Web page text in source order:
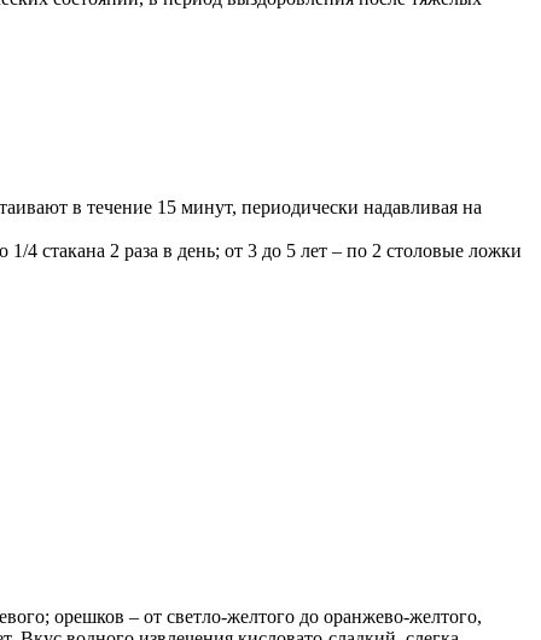
в течение 15 минут, периодически надавливая на
4 стакана 2 раза в день; от 3 до 5 лет – по 2 столовые ложки
орешков – от светло-желтого до оранжево-желтого,